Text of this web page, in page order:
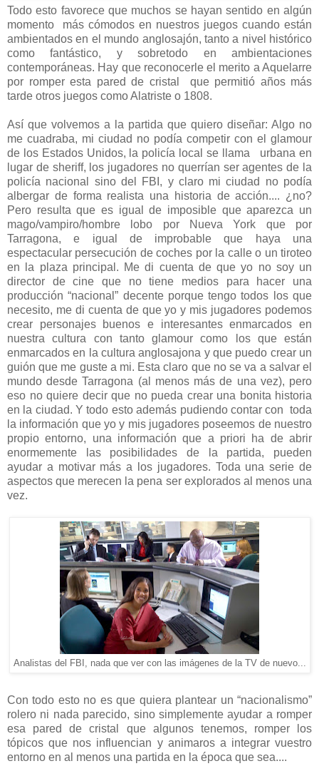
Todo esto favorece que muchos se hayan sentido en algún
momento más cómodos en nuestros juegos cuando están
ambientados en el mundo anglosajón, tanto a nivel histórico
como fantástico, y sobretodo en ambientaciones
contemporáneas. Hay que reconocerle el merito a Aquelarre
por romper esta pared de cristal que permitió años más
tarde otros juegos como Alatriste o 1808.
Así que volvemos a la partida que quiero diseñar: Algo no
me cuadraba, mi ciudad no podía competir con el glamour
de los Estados Unidos, la policía local se llama urbana en
lugar de sheriff, los jugadores no querrían ser agentes de la
policía nacional sino del FBI, y claro mi ciudad no podía
albergar de forma realista una historia de acción.... ¿no?
Pero resulta que es igual de imposible que aparezca un
mago/vampiro/hombre lobo por Nueva York que por
Tarragona, e igual de improbable que haya una
espectacular persecución de coches por la calle o un tiroteo
en la plaza principal. Me di cuenta de que yo no soy un
director de cine que no tiene medios para hacer una
producción “nacional” decente porque tengo todos los que
necesito, me di cuenta de que yo y mis jugadores podemos
crear personajes buenos e interesantes enmarcados en
nuestra cultura con tanto glamour como los que están
enmarcados en la cultura anglosajona y que puedo crear un
guión que me guste a mi. Esta claro que no se va a salvar el
mundo desde Tarragona (al menos más de una vez), pero
eso no quiere decir que no pueda crear una bonita historia
en la ciudad. Y todo esto además pudiendo contar con toda
la información que yo y mis jugadores poseemos de nuestro
propio entorno, una información que a priori ha de abrir
enormemente las posibilidades de la partida, pueden
ayudar a motivar más a los jugadores. Toda una serie de
aspectos que merecen la pena ser explorados al menos una
vez.
Analistas del FBI, nada que ver con las imágenes de la TV de nuevo...
Con todo esto no es que quiera plantear un “nacionalismo”
rolero ni nada parecido, sino simplemente ayudar a romper
esa pared de cristal que algunos tenemos, romper los
tópicos que nos influencian y animaros a integrar vuestro
entorno en al menos una partida en la época que sea....